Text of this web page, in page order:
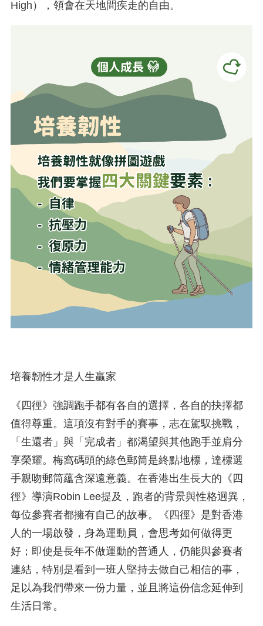
High），領會在天地間疾走的自由。
培養韌性才是人生贏家
《四徑》強調跑手都有各自的選擇，各自的抉擇都
值得尊重。這項沒有對手的賽事，志在駕馭挑戰，
「生還者」與「完成者」都渴望與其他跑手並肩分
享榮耀。梅窩碼頭的綠色郵筒是終點地標，達標選
手親吻郵筒蘊含深遠意義。在香港出生長大的《四
徑》導演Robin Lee提及，跑者的背景與性格迥異，
每位參賽者都擁有自己的故事。《四徑》是對香港
人的一場啟發，身為運動員，會思考如何做得更
好；即使是長年不做運動的普通人，仍能與參賽者
連結，特別是看到一班人堅持去做自己相信的事，
足以為我們帶來一份力量，並且將這份信念延伸到
生活日常。